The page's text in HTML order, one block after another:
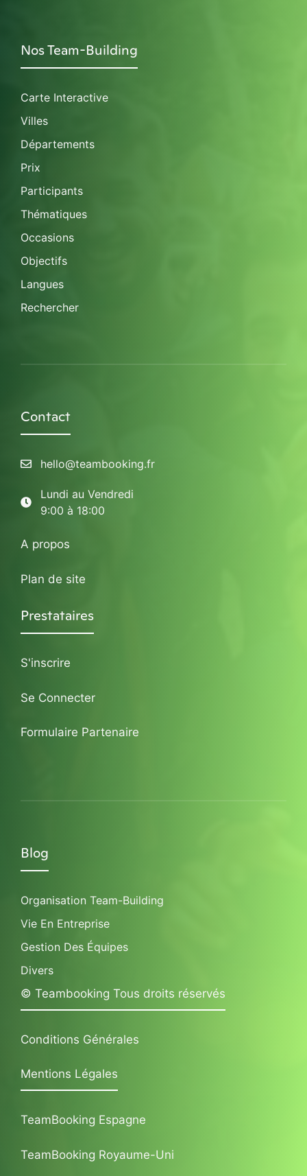
Nos Team-Building
Carte Interactive
Villes
Départements
Prix
Participants
Thématiques
Occasions
Objectifs
Langues
Rechercher
Contact
hello@teambooking.fr
Lundi au Vendredi
9:00 à 18:00
A propos
Plan de site
Prestataires
S'inscrire
Se Connecter
Formulaire Partenaire
Blog
Organisation Team-Building
Vie En Entreprise
Gestion Des Équipes
Divers
© Teambooking Tous droits réservés
Conditions Générales
Mentions Légales
TeamBooking Espagne
TeamBooking Royaume-Uni